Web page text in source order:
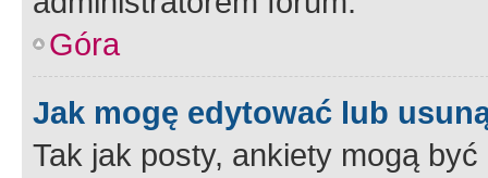
Góra
Jak mogę edytować lub
Tak jak posty, ankiety mogą